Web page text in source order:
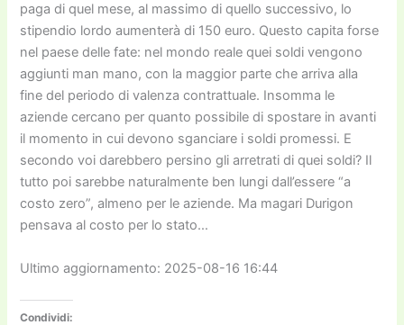
paga di quel mese, al massimo di quello successivo, lo
stipendio lordo aumenterà di 150 euro. Questo capita forse
nel paese delle fate: nel mondo reale quei soldi vengono
aggiunti man mano, con la maggior parte che arriva alla
fine del periodo di valenza contrattuale. Insomma le
aziende cercano per quanto possibile di spostare in avanti
il momento in cui devono sganciare i soldi promessi. E
secondo voi darebbero persino gli arretrati di quei soldi? Il
tutto poi sarebbe naturalmente ben lungi dall’essere “a
costo zero”, almeno per le aziende. Ma magari Durigon
pensava al costo per lo stato…
Ultimo aggiornamento: 2025-08-16 16:44
Condividi: